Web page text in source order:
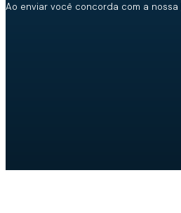
Ao enviar você concorda com a nossa